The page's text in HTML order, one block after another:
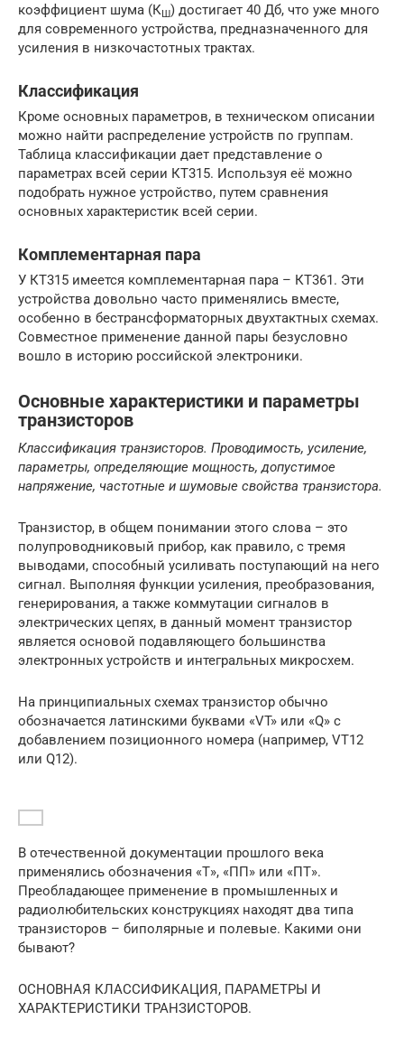
коэффициент шума (КШ) достигает 40 Дб, что уже много
для современного устройства, предназначенного для
усиления в низкочастотных трактах.
Классификация
Кроме основных параметров, в техническом описании
можно найти распределение устройств по группам.
Таблица классификации дает представление о
параметрах всей серии КТ315. Используя её можно
подобрать нужное устройство, путем сравнения
основных характеристик всей серии.
Комплементарная пара
У КТ315 имеется комплементарная пара – КТ361. Эти
устройства довольно часто применялись вместе,
особенно в бестрансформаторных двухтактных схемах.
Совместное применение данной пары безусловно
вошло в историю российской электроники.
Основные характеристики и параметры
транзисторов
Классификация транзисторов. Проводимость, усиление,
параметры, определяющие мощность, допустимое
напряжение, частотные и шумовые свойства транзистора.
Транзистор, в общем понимании этого слова – это
полупроводниковый прибор, как правило, с тремя
выводами, способный усиливать поступающий на него
сигнал. Выполняя функции усиления, преобразования,
генерирования, а также коммутации сигналов в
электрических цепях, в данный момент транзистор
является основой подавляющего большинства
электронных устройств и интегральных микросхем.
На принципиальных схемах транзистор обычно
обозначается латинскими буквами «VT» или «Q» с
добавлением позиционного номера (например, VT12
или Q12).
В отечественной документации прошлого века
применялись обозначения «Т», «ПП» или «ПТ».
Преобладающее применение в промышленных и
радиолюбительских конструкциях находят два типа
транзисторов – биполярные и полевые. Какими они
бывают?
ОСНОВНАЯ КЛАССИФИКАЦИЯ, ПАРАМЕТРЫ И
ХАРАКТЕРИСТИКИ ТРАНЗИСТОРОВ.